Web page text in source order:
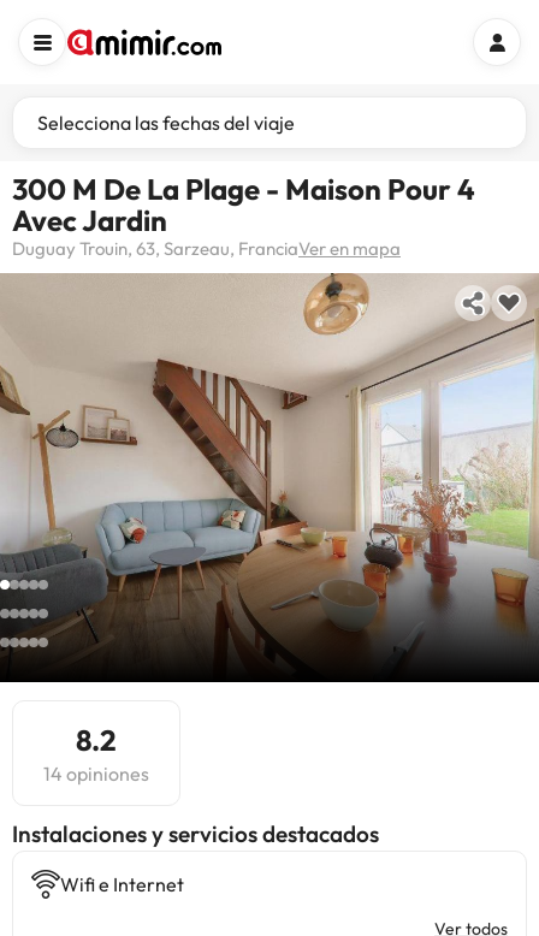
Selecciona las fechas del viaje
300 M De La Plage - Maison Pour 4
Avec Jardin
Duguay Trouin, 63, Sarzeau, FranciaVer en mapa
8.2
14 opiniones
Instalaciones y servicios destacados
Wifi e Internet
Ver todos